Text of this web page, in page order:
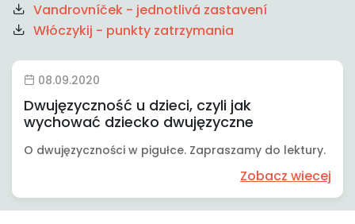
Vandrovníček - jednotlivá zastavení
Włóczykij - punkty zatrzymania
08.09.2020
Dwujęzyczność u dzieci, czyli jak
wychować dziecko dwujęzyczne
O dwujęzyczności w pigułce. Zapraszamy do lektury.
Zobacz wiecej